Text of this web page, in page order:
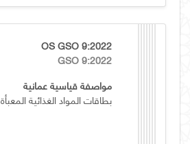
OS GSO 9:2022
GSO 9:2022
مواصفة قياسية عمانية
بطاقات المواد الغذائية المعبأة